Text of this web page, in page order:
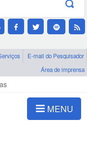
E-mail do Pesquisador
Área de imprensa
MENU